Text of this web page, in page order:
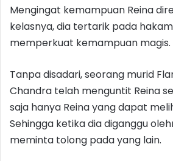
Mengingat kemampuan Reina
kelasnya, dia tertarik pada
memperkuat kemampuan magis.
Tanpa disadari, seorang murid
Chandra telah menguntit Reina
saja hanya Reina yang dapat
Sehingga ketika dia diganggu
meminta tolong pada yang lain.